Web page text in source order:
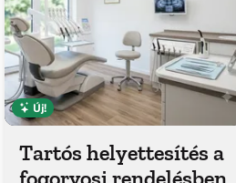
Új!
Tartós helyettesítés a
fogorvosi rendelésben